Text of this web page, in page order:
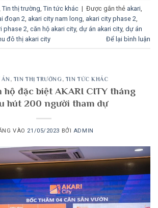
Tin thị trường Tin tức khác | Được gắn thẻ akari
đoạn 2 akari city nam long akari city phase 2
phase 2 căn hộ akari city, dự án akari city, dự án
đô thị akari city Để lại bình luận
, TIN THỊ TRƯỜNG, TIN TỨC KHÁC
hộ đặc biệt AKARI CITY tháng
hút 200 người tham dự
VÀO 21/05/2023 BỞI ADMIN